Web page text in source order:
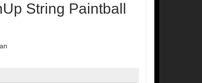
String Paintball